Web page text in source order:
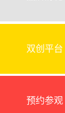
双创平台
预约参观